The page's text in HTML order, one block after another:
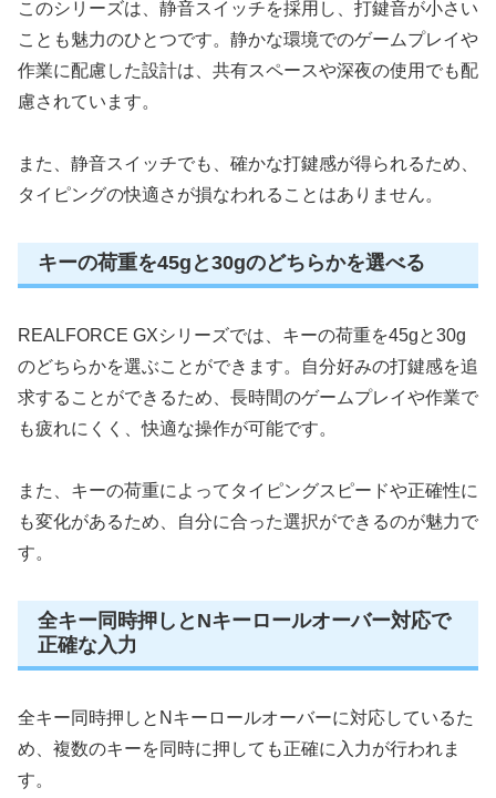
このシリーズは、静音スイッチを採用し、打鍵音が小さい
ことも魅力のひとつです。静かな環境でのゲームプレイや
作業に配慮した設計は、共有スペースや深夜の使用でも配
慮されています。
また、静音スイッチでも、確かな打鍵感が得られるため、
タイピングの快適さが損なわれることはありません。
キーの荷重を45gと30gのどちらかを選べる
REALFORCE GXシリーズでは、キーの荷重を45gと30g
のどちらかを選ぶことができます。自分好みの打鍵感を追
求することができるため、長時間のゲームプレイや作業で
も疲れにくく、快適な操作が可能です。
また、キーの荷重によってタイピングスピードや正確性に
も変化があるため、自分に合った選択ができるのが魅力で
す。
全キー同時押しとNキーロールオーバー対応で
正確な入力
全キー同時押しとNキーロールオーバーに対応しているた
め、複数のキーを同時に押しても正確に入力が行われま
す。